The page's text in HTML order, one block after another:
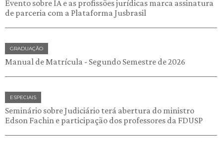
Evento sobre IA e as profissões jurídicas marca assinatura
de parceria com a Plataforma Jusbrasil
GRADUAÇÃO
Manual de Matrícula - Segundo Semestre de 2026
ESPECIAIS
Seminário sobre Judiciário terá abertura do ministro
Edson Fachin e participação dos professores da FDUSP